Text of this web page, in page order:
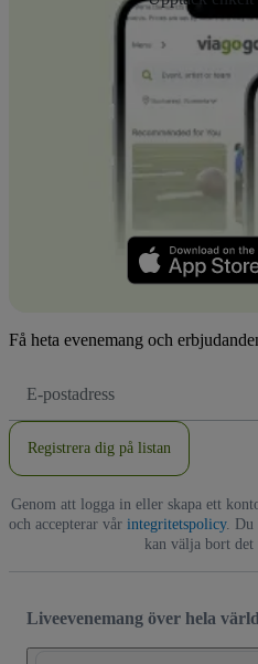
Få heta evenemang och
postadress
Registrera dig på listan
Genom att logga in eller skapa ett
och accepterar vår integritetspolicy. Du
kan välja bort det
Liveevenemang över hela